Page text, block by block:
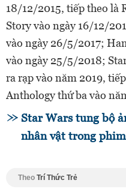
18/12/2015, tiếp theo là
Story vào ngày 16/12/
vào ngày 26/5/2017;
vào ngày 25/5/2018;
ra rạp vào năm 2019,
Anthology thứ ba vào
Star Wars tung bộ
nhân vật trong phim
Theo Trí Thức Trẻ